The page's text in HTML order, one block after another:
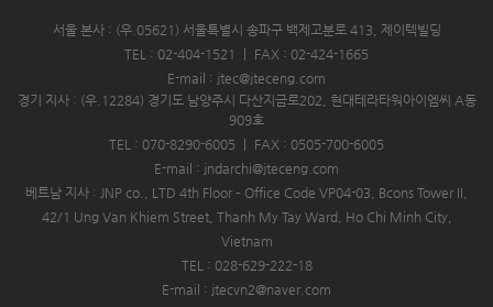
서울 본사 : (우.05621) 서울특별시 송파구 백제고분로 413, 제이텍빌딩
TEL : 02-404-1521
FAX : 02-424-1665
E-mail : jtec@jteceng.com
경기 지사 : (우.12284) 경기도 남양주시 다산지금로202, 현대테라타워아이엠씨 A동
909호
TEL : 070-8290-6005
FAX : 0505-700-6005
E-mail : jndarchi@jteceng.com
베트남 지사 : JNP co., LTD 4th Floor – Office Code VP04-03, Bcons Tower II,
42/1 Ung Van Khiem Street, Thanh My Tay Ward, Ho Chi Minh City,
Vietnam
TEL : 028-629-222-18
E-mail : jtecvn2@naver.com